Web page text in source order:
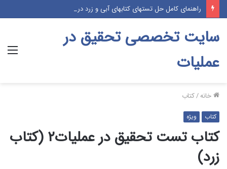
سایت تخصصی تحقیق در
عملیات
خانه/کتاب
کتاب ویژه
کتاب تست تحقیق در عملیات۲ (کتاب
زرد)